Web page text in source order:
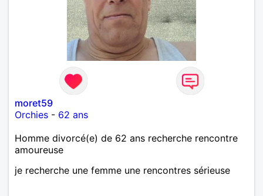
moret59
Orchies - 62 ans
Homme divorcé(e) de 62 ans recherche rencontre
amoureuse
je recherche une femme une rencontres sérieuse